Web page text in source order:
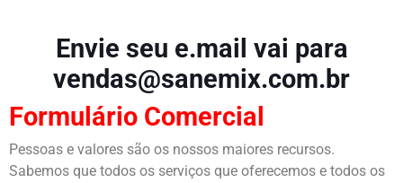
Envie seu e.mail vai para
vendas@sanemix.com.br
Formulário Comercial
Pessoas e valores são os nossos maiores recursos.
Sabemos que todos os serviços que oferecemos e todos os